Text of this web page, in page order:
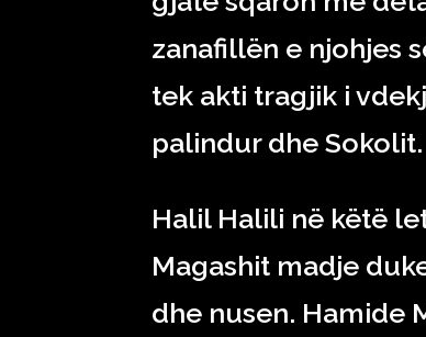
zanafillën e njohjes
tek akti tragjik i
palindur dhe Sokolit.
Halil Halili në këtë
Magashit madje
dhe nusen. Hamide